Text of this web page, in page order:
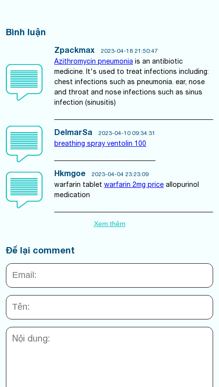
Bình luận
Zpackmax 2023-04-18 21:50:47
Azithromycin pneumonia is an antibiotic
medicine. It's used to treat infections including:
chest infections such as pneumonia. ear, nose
and throat and nose infections such as sinus
infection (sinusitis)
DelmarSa 2023-04-10 09:34:31
breathing spray ventolin 100
Hkmgoe 2023-04-04 23:23:09
warfarin tablet warfarin 2mg price allopurinol
medication
Xem thêm
Để lại comment